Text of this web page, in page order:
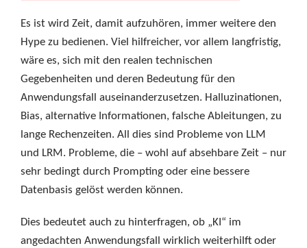
Es ist wird Zeit, damit aufzuhören, immer weitere den
Hype zu bedienen. Viel hilfreicher, vor allem langfristig,
wäre es, sich mit den realen technischen
Gegebenheiten und deren Bedeutung für den
Anwendungsfall auseinanderzusetzen. Halluzinationen,
Bias, alternative Informationen, falsche Ableitungen, zu
lange Rechenzeiten. All dies sind Probleme von LLM
und LRM. Probleme, die – wohl auf absehbare Zeit – nur
sehr bedingt durch Prompting oder eine bessere
Datenbasis gelöst werden können.
Dies bedeutet auch zu hinterfragen, ob „KI“ im
angedachten Anwendungsfall wirklich weiterhilft oder